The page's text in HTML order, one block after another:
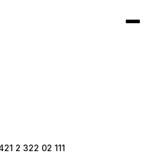
2 322 02 111